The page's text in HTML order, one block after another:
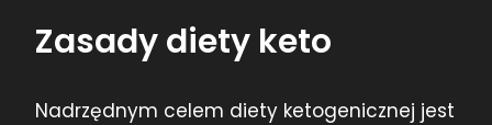
Zasady diety keto
Nadrzędnym celem diety ketogenicznej jest